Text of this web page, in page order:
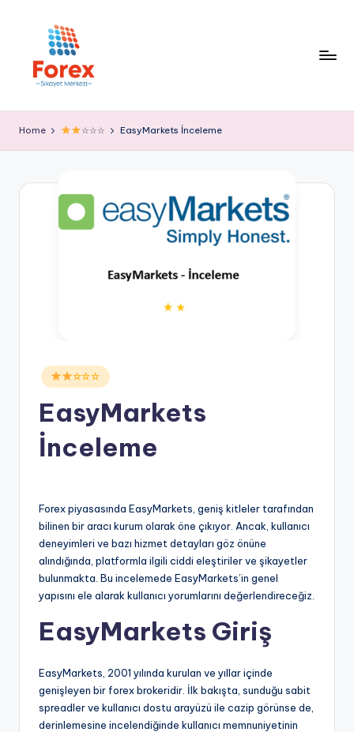
Home ☆☆☆ EasyMarkets İnceleme
Posted
in
☆☆☆
EasyMarkets
İnceleme
Forex piyasasında EasyMarkets, geniş kitleler tarafından
bilinen bir aracı kurum olarak öne çıkıyor. Ancak, kullanıcı
deneyimleri ve bazı hizmet detayları göz önüne
alındığında, platformla ilgili ciddi eleştiriler ve şikayetler
bulunmakta. Bu incelemede EasyMarkets’in genel
yapısını ele alarak kullanıcı yorumlarını değerlendireceğiz.
EasyMarkets Giriş
EasyMarkets, 2001 yılında kurulan ve yıllar içinde
genişleyen bir forex brokeridir. İlk bakışta, sunduğu sabit
spreadler ve kullanıcı dostu arayüzü ile cazip görünse de,
derinlemesine incelendiğinde kullanıcı memnuniyetinin